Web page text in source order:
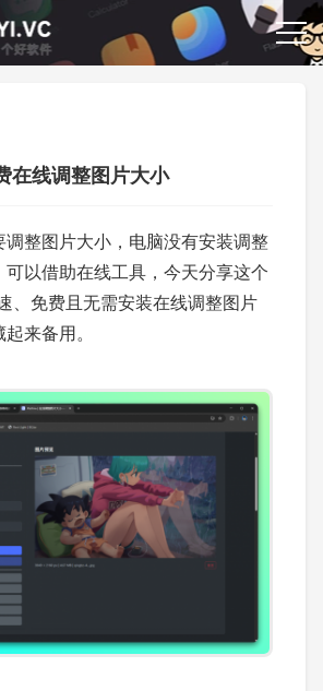
在线调整图片大小
整图片大小，电脑没有安装调整
以借助在线工具，今天分享这个
、免费且无需安装在线调整图片
来备用。